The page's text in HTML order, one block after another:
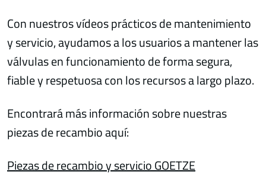
Con nuestros vídeos prácticos de mantenimiento
y servicio, ayudamos a los usuarios a mantener las
válvulas en funcionamiento de forma segura,
fiable y respetuosa con los recursos a largo plazo.
Encontrará más información sobre nuestras
piezas de recambio aquí:
Piezas de recambio y servicio GOETZE